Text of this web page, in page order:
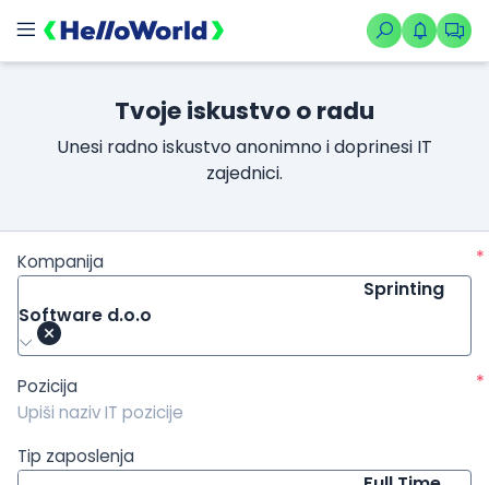
Tvoje iskustvo o radu
Unesi radno iskustvo anonimno i doprinesi IT
zajednici.
Kompanija
*
Sprinting
Software d.o.o
Pozicija *
Tip zaposlenja
/kompanije/iskustvo/